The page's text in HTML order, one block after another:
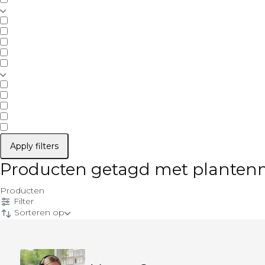
Apply filters
Producten getagd met
Producten
Filter
Sorteren op